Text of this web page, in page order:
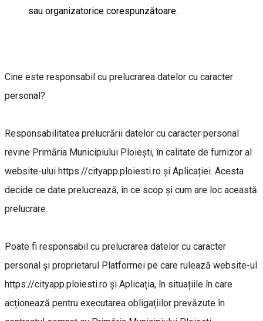
sau organizatorice corespunzătoare.
Cine este responsabil cu prelucrarea datelor cu caracter
personal?
Responsabilitatea prelucrării datelor cu caracter personal
revine Primăria Municipiului Ploiești, în calitate de furnizor al
website-ului https://cityapp.ploiesti.ro și Aplicației. Acesta
decide ce date prelucrează, în ce scop și cum are loc această
prelucrare.
Poate fi responsabil cu prelucrarea datelor cu caracter
personal și proprietarul Platformei pe care rulează website-ul
https://cityapp.ploiesti.ro și Aplicația, în situațiile în care
acționează pentru executarea obligațiilor prevăzute în